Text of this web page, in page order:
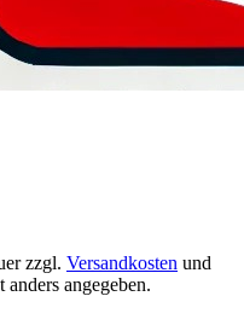
zzgl. Versandkosten und
angegeben.